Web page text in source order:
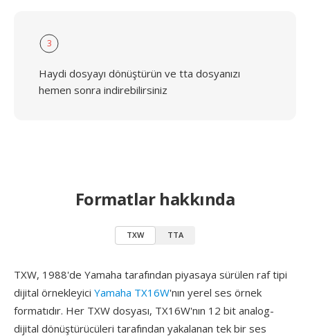
3
Haydi dosyayı dönüştürün ve tta dosyanızı
hemen sonra indirebilirsiniz
Formatlar hakkında
TXW TTA
TXW, 1988'de Yamaha tarafından piyasaya sürülen raf tipi
dijital örnekleyici Yamaha TX16W'nın yerel ses örnek
formatıdır. Her TXW dosyası, TX16W'nın 12 bit analog-
dijital dönüştürücüleri tarafından yakalanan tek bir ses